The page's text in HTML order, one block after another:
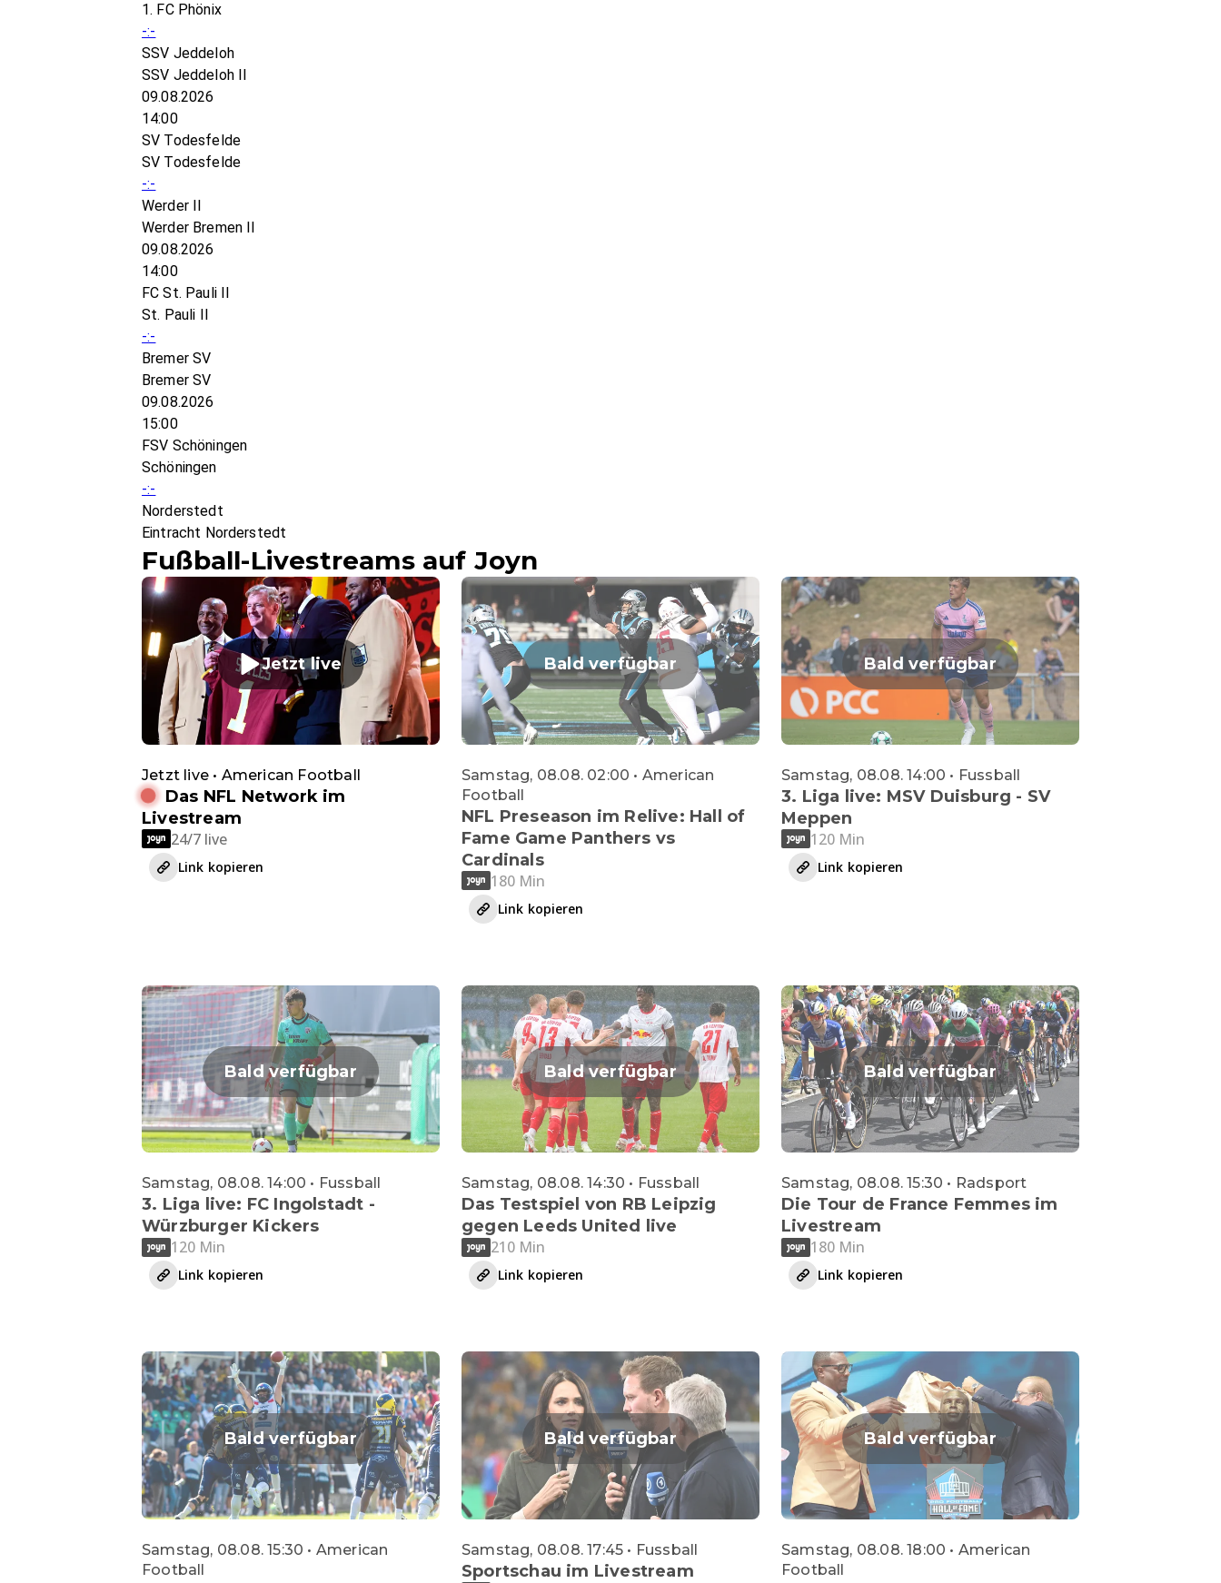
1. FC Phönix
-:-
SSV Jeddeloh
SSV Jeddeloh II
09.08.2026
14:00
SV Todesfelde
SV Todesfelde
-:-
Werder II
Werder Bremen II
09.08.2026
14:00
FC St. Pauli II
St. Pauli II
-:-
Bremer SV
Bremer SV
09.08.2026
15:00
FSV Schöningen
Schöningen
-:-
Norderstedt
Eintracht Norderstedt
Fußball-Livestreams auf Joyn
Jetzt live
Jetzt live • American Football
Das NFL Network im
Livestream
24/7 live
Link kopieren
Bald verfügbar
Samstag, 08.08. 02:00 • American
Football
NFL Preseason im Relive: Hall of
Fame Game Panthers vs
Cardinals
180 Min
Link kopieren
Bald verfügbar
Samstag, 08.08. 14:00 • Fussball
3. Liga live: MSV Duisburg - SV
Meppen
120 Min
Link kopieren
Bald verfügbar
Samstag, 08.08. 14:00 • Fussball
3. Liga live: FC Ingolstadt -
Würzburger Kickers
120 Min
Link kopieren
Bald verfügbar
Samstag, 08.08. 14:30 • Fussball
Das Testspiel von RB Leipzig
gegen Leeds United live
210 Min
Link kopieren
Bald verfügbar
Samstag, 08.08. 15:30 • Radsport
Die Tour de France Femmes im
Livestream
180 Min
Link kopieren
Bald verfügbar
Samstag, 08.08. 15:30 • American
Football
Bald verfügbar
Samstag, 08.08. 17:45 • Fussball
Sportschau im Livestream
Bald verfügbar
Samstag, 08.08. 18:00 • American
Football